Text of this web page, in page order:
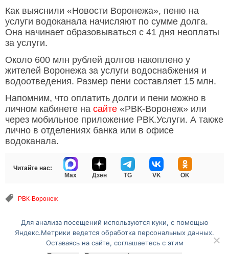
Как выяснили «Новости Воронежа», пеню на
услуги водоканала начисляют по сумме долга.
Она начинает образовываться с 41 дня неоплаты
за услуги.
Около 600 млн рублей долгов накоплено у
жителей Воронежа за услуги водоснабжения и
водоотведения. Размер пени составляет 15 млн.
Напомним, что оплатить долги и пени можно в
личном кабинете на сайте «РВК-Воронеж» или
через мобильное приложение РВК.Услуги. А также
лично в отделениях банка или в офисе
водоканала.
Читайте нас:
Max
Дзен TG VK OK
РВК-Воронеж
Перейти на полную версию сайта
Для анализа посещений используются куки, с помощью
Яндекс.Метрики ведется обработка персональных данных.
Оставаясь на сайте, соглашаетесь с этим